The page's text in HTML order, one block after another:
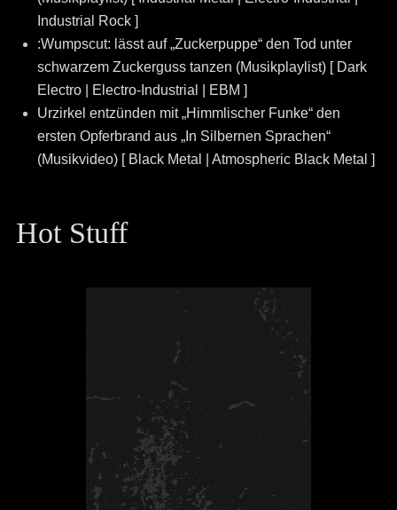
Industrial Rock ]
:Wumpscut: lässt auf „Zuckerpuppe“ den Tod unter
schwarzem Zuckerguss tanzen (Musikplaylist) [ Dark
Electro | Electro-Industrial | EBM ]
Urzirkel entzünden mit „Himmlischer Funke“ den
ersten Opferbrand aus „In Silbernen Sprachen“
(Musikvideo) [ Black Metal | Atmospheric Black Metal ]
Hot Stuff